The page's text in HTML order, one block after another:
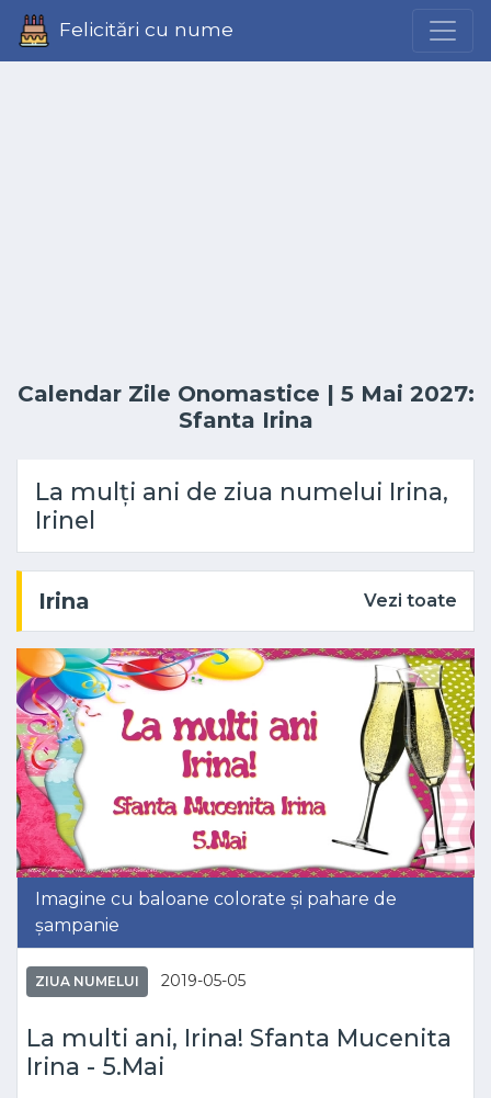
Felicitări cu nume
Calendar Zile Onomastice | 5 Mai 2027:
Sfanta Irina
La mulți ani de ziua numelui Irina,
Irinel
Irina Vezi toate
Imagine cu baloane colorate și pahare de
șampanie
ZIUA NUMELUI 2019-05-05
La multi ani, Irina! Sfanta Mucenita
Irina - 5.Mai